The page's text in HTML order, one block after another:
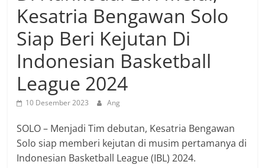
Kesatria Bengawan Solo
Siap Beri Kejutan Di
Indonesian Basketball
League 2024
10 Desember 2023 Ang
SOLO – Menjadi Tim debutan, Kesatria Bengawan
Solo siap memberi kejutan di musim pertamanya di
Indonesian Basketball League (IBL) 2024.